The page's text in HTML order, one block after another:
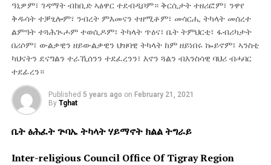
ዓኒዎም፣ ገዳማት ብከቢድ ኣፅዋር ተደብዲቦም። ቅርሲታት ተዘሪፎም፣ ንዋየ
ቅዱሳት ተቓፂሎም፣ ንብረት ምእመናን ተዘሚቶም፣ መሳርሒ ትካላት መሰረተ
ልምዓት ተጓሕጒሖም ተወሲዶም፣ ትካላት ጥዕና፣ ቤት ትምህርቲ፣ ፋብሪካታት
በሪሶም፣ ውልቃዊን ዘይውልቃዊን ህዝባዊ ትካላት ከም ዘይነበሩ ኰይኖም፣ ኣንስቲ
ካህናትን ደናግልን ተራኺሰንን ተደፈረንን፣ እኖን ጓልን ብእንስሳዊ ባህሪ ብሓባር
ተደፊረን።
Published 5 years ago on February 21, 2021
By Tghat
ቤት ፅሕፈት ጕባኤ ትካላት ሃይማኖት ክልል ትግራይ
Inter-religious Council Office Of Tigray Region